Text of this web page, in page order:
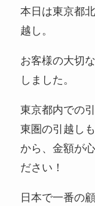
本日は東京都
越し。
お客様の大切
しました。
東京都内での
東圏の引越し
から、金額が
ださい！
日本で一番の